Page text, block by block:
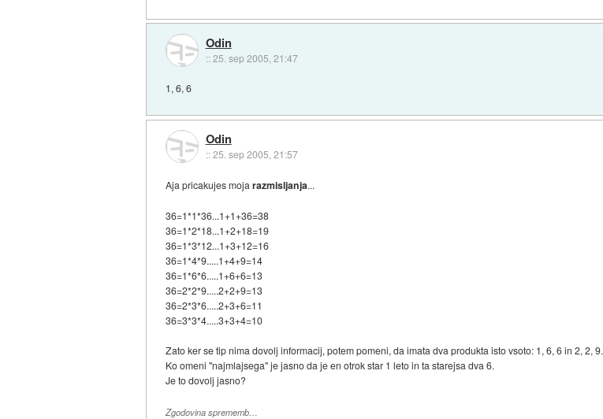
Odin
::25. sep 2005, 21:47
1, 6, 6
Odin
::25. sep 2005, 21:57
Aja pricakujes mojarazmisljanja...
36=1*1*36...1+1+36=38
36=1*2*18...1+2+18=19
36=1*3*12...1+3+12=16
36=1*4*9.....1+4+9=14
36=1*6*6.....1+6+6=13
36=2*2*9.....2+2+9=13
36=2*3*6.....2+3+6=11
36=3*3*4.....3+3+4=10
Zato ker se tip nima dovolj informacij, potem pomeni, da imata dva produkta isto vsoto: 1, 6, 6 in 2, 2, 9.
Ko omeni "najmlajsega" je jasno da je en otrok star 1 leto in ta starejsa dva 6.
Je to dovolj jasno?
Zgodovina sprememb…